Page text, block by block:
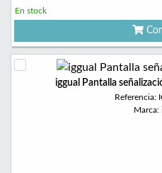
En stock
iggual Pantalla
Referencia:
Marca: